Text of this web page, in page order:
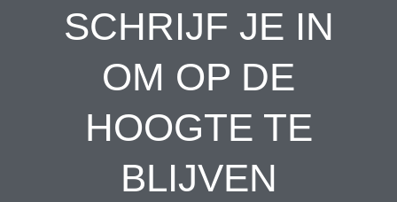
SCHRIJF JE IN
OM OP DE
HOOGTE TE
BLIJVEN